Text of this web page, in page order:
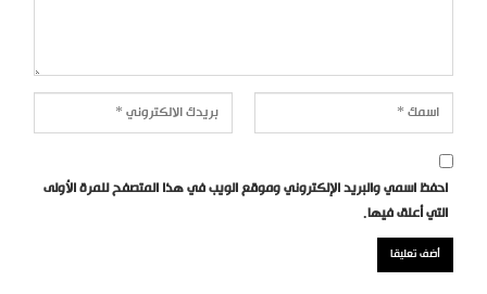
احفظ اسمي والبريد الإلكتروني وموقع الويب في هذا المتصفح للمرة الأولى
التي أعلق فيها.